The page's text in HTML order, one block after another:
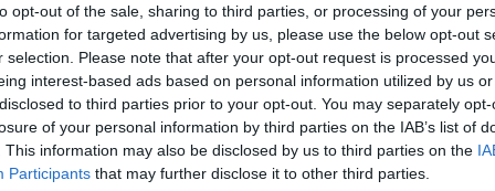
opt-out of the sale, sharing to third parties, or processing of your
for targeted advertising by us, please use the below opt-out
selection. Please note that after your opt-out request is processed
interest-based ads based on personal information utilized by us
to third parties prior to your opt-out. You may separately
of your personal information by third parties on the IAB’s list of
This information may also be disclosed by us to third parties on the
Participants that may further disclose it to other third parties.
dall’incontro tra l’eleganza del mondo
Trento, riconosciuto come brindisi
versione che omaggia il Gran Premio del
. Il risultato è uno spumante pensato
mantenendo al centro la piacevolezza al